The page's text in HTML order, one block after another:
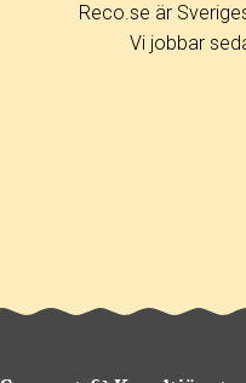
Reco.se är
Vi jobbar